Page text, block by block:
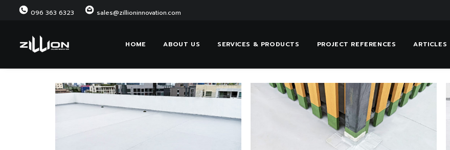
096 363 6323 sales@zillioninnovation.com
HOME ABOUT US SERVICES & PRODUCTS PROJECT REFERENCES ARTICLES